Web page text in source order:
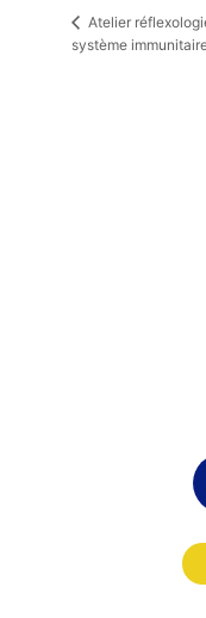
Atelier
système